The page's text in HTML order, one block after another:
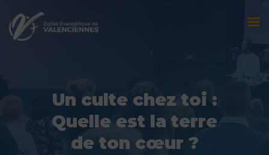
Un culte chez toi :
Quelle est la terre
de ton cœur ?
Évènements
Prédications